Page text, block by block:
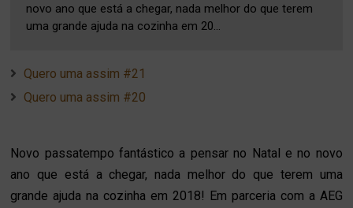
novo ano que está a chegar, nada melhor do que terem
uma grande ajuda na cozinha em 20...
Quero uma assim #21
Quero uma assim #20
Novo passatempo fantástico a pensar no Natal e no novo
ano que está a chegar, nada melhor do que terem uma
grande ajuda na cozinha em 2018! Em parceria com a AEG